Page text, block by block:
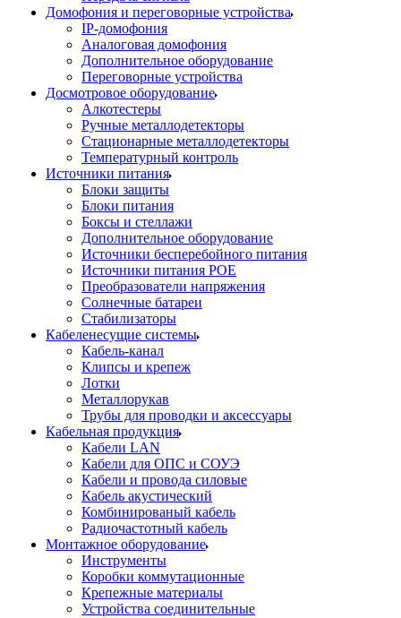
Домофония и переговорные устройства
IP-домофония
Аналоговая домофония
Дополнительное оборудование
Переговорные устройства
Досмотровое оборудование
Алкотестеры
Ручные металлодетекторы
Стационарные металлодетекторы
Температурный контроль
Источники питания
Блоки защиты
Блоки питания
Боксы и стеллажи
Дополнительное оборудование
Источники бесперебойного питания
Источники питания POE
Преобразователи напряжения
Солнечные батареи
Стабилизаторы
Кабеленесущие системы
Кабель-канал
Клипсы и крепеж
Лотки
Металлорукав
Трубы для проводки и аксессуары
Кабельная продукция
Кабели LAN
Кабели для ОПС и СОУЭ
Кабели и провода силовые
Кабель акустический
Комбинированый кабель
Радиочастотный кабель
Монтажное оборудование
Инструменты
Коробки коммутационные
Крепежные материалы
Устройства соединительные